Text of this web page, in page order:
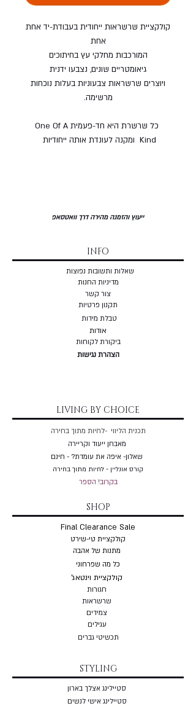
קולקציית שרשראות ייחודית בעבודת-יד אחת
אחת
המורכבות מחלקי עץ בחיתוכים
גיאומטריים שונים, נצבעו ידנית
ויוצרים שרשראות צבעוניות בעלות נוכחות
מרשימה.
כל שרשרת היא חד-פעמית One Of A
Kind ומקנה לעונדת אותה ייחודיות
ייעוץ והזמנה מהירה דרך וואטסאפ
INFO
שאלות ותשובות נפוצות
מדיניות החנות
צור קשר
תקנון פרטיות
טבלת מידות
אודות
ביקורת לקוחות
הצהרת נגישות
LIVING BY CHOICE
תכנית הליווי -לחיות מתוך בחירה
מאבחן ייעוד וקריירה
שאלון- איפה את עומדת? - חינם
קורס אונליין - לחיות מתוך בחירה
בקרוב! הספר
SHOP
Final Clearance Sale
קולקציית טי-שירט
מתנות של אהבה
כל מה שפרחוני
קולקציית וינטאג'
חגורות
שרשראות
צמידים
עגילים
תכשיטי גברים
STYLING
סטיילינג אצלך בארון
סטיילינג אישי לנשים